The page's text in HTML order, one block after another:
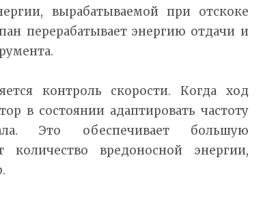
вырабатываемой при отскоке
перерабатывает энергию отдачи и
контроль скорости. Когда ход
в состоянии адаптировать частоту
Это обеспечивает большую
количество вредоносной энергии,